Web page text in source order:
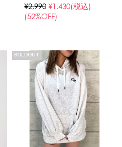
¥2,990 ¥1,430(税込)
(52%OFF)
SOLDOUT